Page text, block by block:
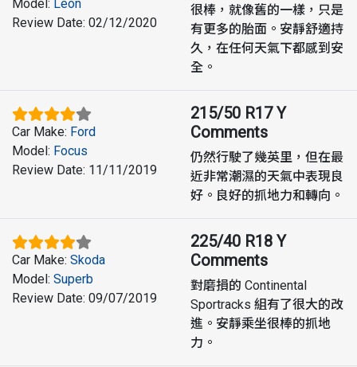
Model: Leon
Review Date: 02/12/2020
很棒，就像舊的一樣，只是
有更多的胎面。安靜舒適持
久，在任何天氣下都感到安
全。
Car Make: Ford
Model: Focus
Review Date: 11/11/2019
215/50 R17 Y
Comments
仍然行駛了幾英里，但在最
近非常潮濕的天氣中表現良
好。良好的抓地力和轉向。
Car Make: Skoda
Model: Superb
Review Date: 09/07/2019
225/40 R18 Y
Comments
對磨損的 Continental
Sportracks 組有了很大的改
進。安靜乘坐很棒的抓地
力。